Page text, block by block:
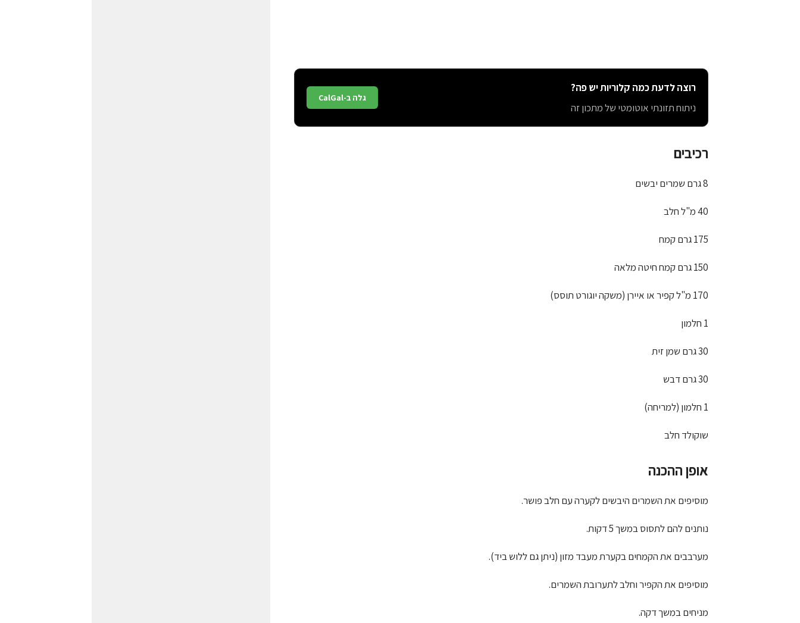
רוצה לדעת כמה קלוריות יש פה?
ניתוח תזונתי אוטומטי של מתכון זה
גלה ב-CalGal
רכיבים
8 גרם שמרים יבשים
40 מ"ל חלב
175 גרם קמח
150 גרם קמח חיטה מלאה
170 מ"ל קפיר או איירן (משקה יוגורט תוסס)
1 חלמון
30 גרם שמן זית
30 גרם דבש
1 חלמון (למריחה)
שוקולד חלב
אופן ההכנה
מוסיפים את השמרים היבשים לקערה עם חלב פושר.
נותנים להם לתסוס במשך 5 דקות.
מערבבים את הקמחים בקערת מעבד מזון (ניתן גם ללוש ביד).
מוסיפים את הקפיר וחלב לתערובת השמרים.
מניחים במשך דקה.